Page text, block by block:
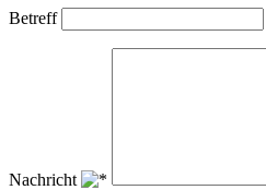
Betreff
Nachricht